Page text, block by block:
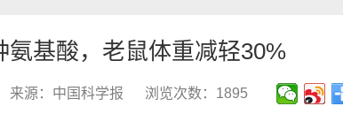
氨基酸，老鼠体重减轻30%
来源：中国科学报 浏览次数：1895